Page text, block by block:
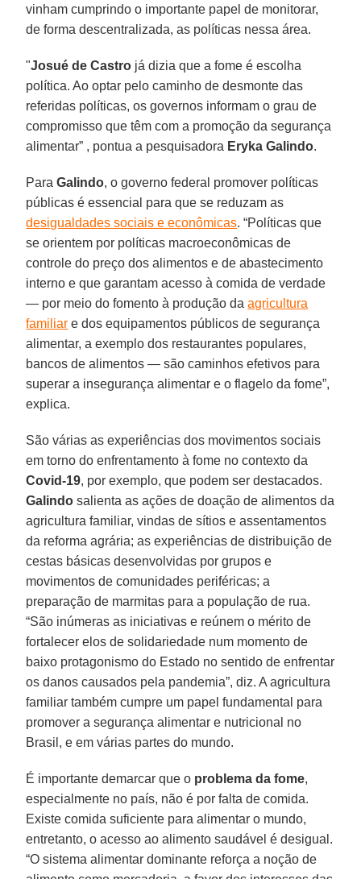
vinham cumprindo o importante papel de monitorar,
de forma descentralizada, as políticas nessa área.
"Josué de Castro já dizia que a fome é escolha
política. Ao optar pelo caminho de desmonte das
referidas políticas, os governos informam o grau de
compromisso que têm com a promoção da segurança
alimentar” , pontua a pesquisadora Eryka Galindo.
ParaGalindo, o governo federal promover políticas
públicas é essencial para que se reduzam as
desigualdades sociais e econômicas. “Políticas que
se orientem por políticas macroeconômicas de
controle do preço dos alimentos e de abastecimento
interno e que garantam acesso à comida de verdade
— por meio do fomento à produção daagricultura
familiar e dos equipamentos públicos de segurança
alimentar, a exemplo dos restaurantes populares,
bancos de alimentos — são caminhos efetivos para
superar a insegurança alimentar e o flagelo da fome”,
explica.
São várias as experiências dos movimentos sociais
em torno do enfrentamento à fome no contexto da
Covid-19, por exemplo, que podem ser destacados.
Galindo salienta as ações de doação de alimentos da
agricultura familiar, vindas de sítios e assentamentos
da reforma agrária; as experiências de distribuição de
cestas básicas desenvolvidas por grupos e
movimentos de comunidades periféricas; a
preparação de marmitas para a população de rua.
“São inúmeras as iniciativas e reúnem o mérito de
fortalecer elos de solidariedade num momento de
baixo protagonismo do Estado no sentido de enfrentar
os danos causados pela pandemia”, diz. A agricultura
familiar também cumpre um papel fundamental para
promover a segurança alimentar e nutricional no
Brasil, e em várias partes do mundo.
É importante demarcar que o problema da fome,
especialmente no país, não é por falta de comida.
Existe comida suficiente para alimentar o mundo,
entretanto, o acesso ao alimento saudável é desigual.
“O sistema alimentar dominante reforça a noção de